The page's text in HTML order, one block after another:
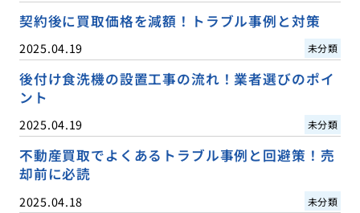
契約後に買取価格を減額！トラブル事例と対策
2025.04.19 未分類
後付け食洗機の設置工事の流れ！業者選びのポイ
ント
2025.04.19 未分類
不動産買取でよくあるトラブル事例と回避策！売
却前に必読
2025.04.18 未分類